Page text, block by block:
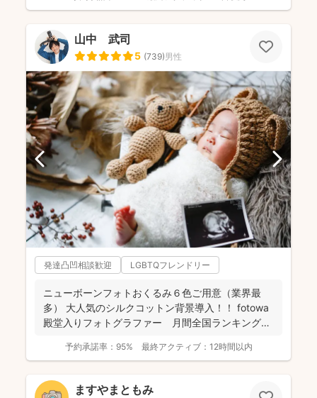
山中 武司
5 (739)男性
発達凸凹相談歓迎 LGBTQフレンドリー
ニューボーンフォトおくるみ６色ご用意（業界最
多） 大人気のシルクコットン背景導入！！ fotowa
殿堂入りフォトグラファー 月間全国ランキング１
予約承諾率： 95% 最終アクティブ： 12時間以内
ますやまともみ